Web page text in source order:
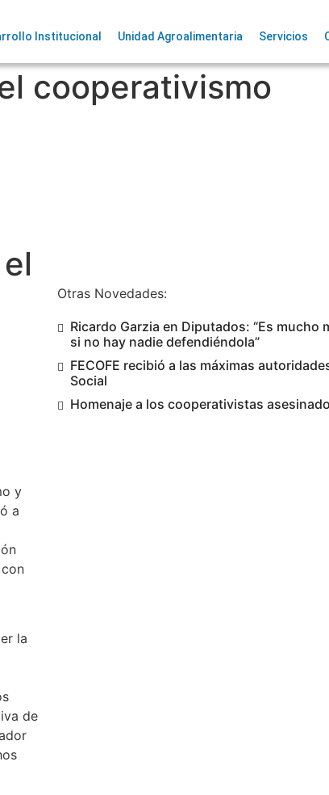
Institucional Unidad Agroalimentaria Servicios
cooperativismo
y
a
la
de
Otras Novedades:
Ricardo Garzia en Diputados: “Es mucho
si no hay nadie defendiéndola”
FECOFE recibió a las máximas
Social
Homenaje a los cooperativistas